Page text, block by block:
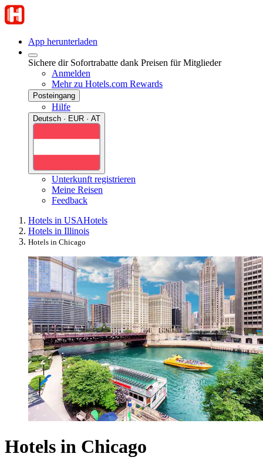
App herunterladen
Sichere dir Sofortrabatte dank Preisen für Mitglieder
Anmelden
Mehr zu Hotels.com Rewards
Posteingang
Hilfe
Deutsch · EUR · AT
Unterkunft registrieren
Meine Reisen
Feedback
Hotels in USAHotels
Hotels in Illinois
Hotels in Chicago
Hotels in Chicago